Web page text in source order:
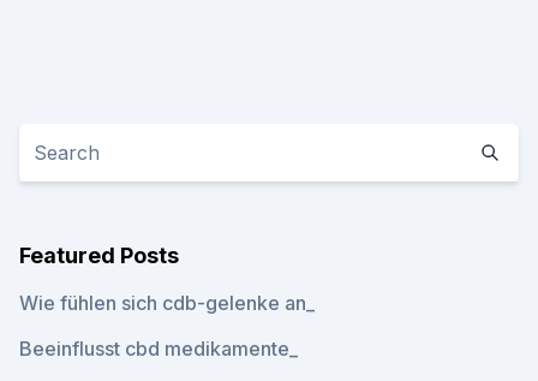
Featured Posts
Wie fühlen sich cdb-gelenke an_
Beeinflusst cbd medikamente_